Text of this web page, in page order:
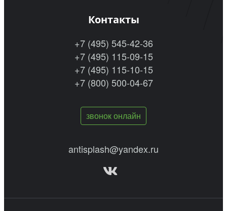
Контакты
+7 (495) 545-42-36
+7 (495) 115-09-15
+7 (495) 115-10-15
+7 (800) 500-04-67
звонок онлайн
antisplash@yandex.ru